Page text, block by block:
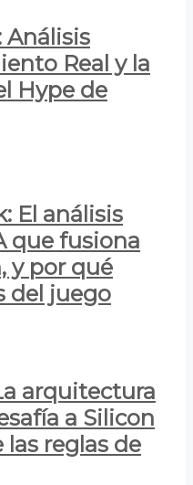
Análisis
Real y la
Hype de
El análisis
que fusiona
y por qué
del juego
arquitectura
a Silicon
las reglas de